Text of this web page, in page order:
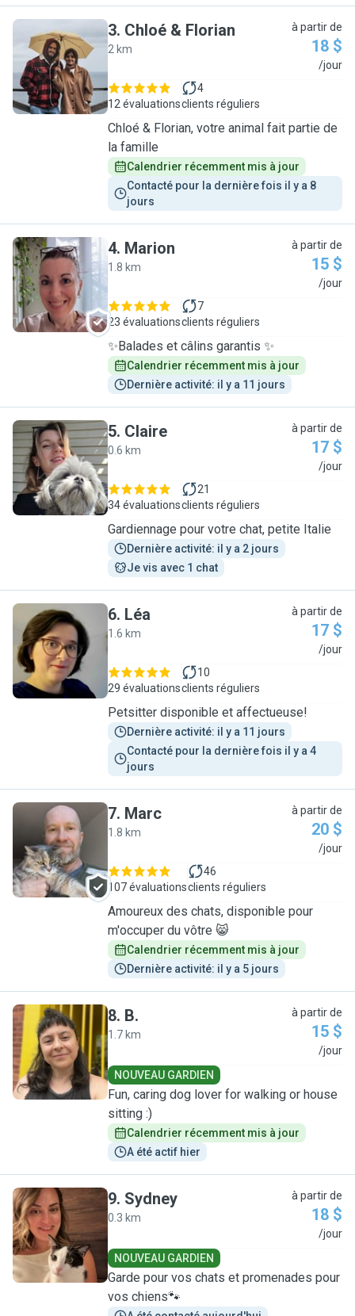
C
3. Chloé & Florian
2 km
à partir de
18 $
/jour
12 évaluations
4
clients réguliers
Chloé & Florian, votre animal fait partie de
la famille
Calendrier récemment mis à jour
Contacté pour la dernière fois il y a 8
jours
M
4. Marion
1.8 km
à partir de
15 $
/jour
23 évaluations
7
clients réguliers
✨Balades et câlins garantis ✨
Calendrier récemment mis à jour
Dernière activité: il y a 11 jours
C
5. Claire
0.6 km
à partir de
17 $
/jour
34 évaluations
21
clients réguliers
Gardiennage pour votre chat, petite Italie
Dernière activité: il y a 2 jours
Je vis avec 1 chat
L
6. Léa
1.6 km
à partir de
17 $
/jour
29 évaluations
10
clients réguliers
Petsitter disponible et affectueuse!
Dernière activité: il y a 11 jours
Contacté pour la dernière fois il y a 4
jours
M
7. Marc
1.8 km
à partir de
20 $
/jour
107 évaluations
46
clients réguliers
Amoureux des chats, disponible pour
m'occuper du vôtre 😸
Calendrier récemment mis à jour
Dernière activité: il y a 5 jours
B
8. B.
1.7 km
à partir de
15 $
/jour
NOUVEAU GARDIEN
Fun, caring dog lover for walking or house
sitting :)
Calendrier récemment mis à jour
A été actif hier
S
9. Sydney
0.3 km
à partir de
18 $
/jour
NOUVEAU GARDIEN
Garde pour vos chats et promenades pour
vos chiens🐾